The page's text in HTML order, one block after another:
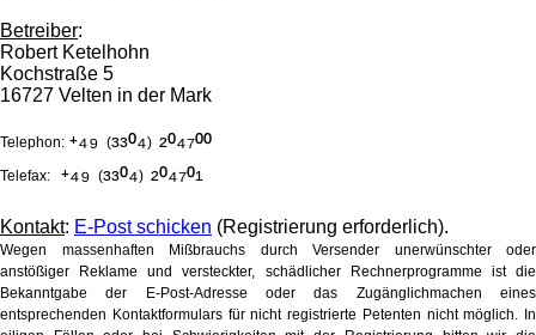
Betreiber:
Robert Ketelhohn
Kochstraße 5
16727 Velten in der Mark
Telephon: ⁺⁴⁹ (³³⁰⁴) ²⁰⁴⁷⁰⁰
Telefax: ⁺⁴⁹ (³³⁰⁴) ²⁰⁴⁷⁰¹
Kontakt: E-Post schicken (Registrierung erforderlich).
Wegen massenhaften Mißbrauchs durch Versender unerwünschter oder
anstößiger Reklame und versteckter, schädlicher Rechnerprogramme ist die
Bekanntgabe der E-Post-Adresse oder das Zugänglichmachen eines
entsprechenden Kontaktformulars für nicht registrierte Petenten nicht möglich. In